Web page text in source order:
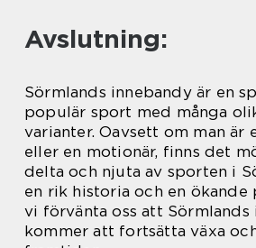
Avslutning:
Sörmlands innebandy är en
populär sport med många
varianter. Oavsett om man
eller en motionär, finns det
delta och njuta av sporten i
en rik historia och en
vi förvänta oss att Sörmlands
kommer att fortsätta växa